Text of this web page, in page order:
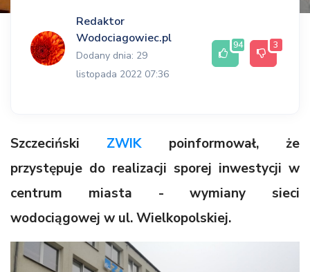
Redaktor
Wodociagowiec.pl
Dodany dnia: 29
listopada 2022 07:36
94 3
Szczeciński ZWIKpoinformował, że
przystępuje do realizacji sporej inwestycji w
centrum miasta - wymiany sieci
wodociągowej w ul. Wielkopolskiej.